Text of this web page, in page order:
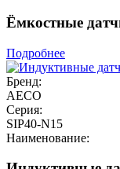
Ёмкостные
Подробнее
Бренд:
AECO
Серия:
SIP40-N15
Наименование: